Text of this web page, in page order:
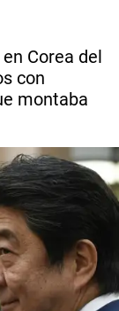
Corea del
con
montaba